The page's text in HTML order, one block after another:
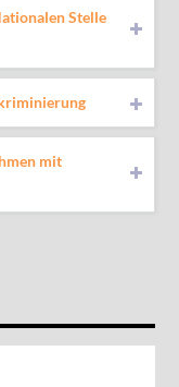
Stelle
mit